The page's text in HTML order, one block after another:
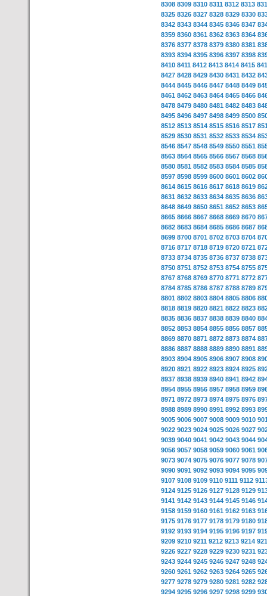
8308 8309 8310 8311 8312 8313
8325 8326 8327 8328 8329 8330
8342 8343 8344 8345 8346 8347
8359 8360 8361 8362 8363 8364
8376 8377 8378 8379 8380 8381
8393 8394 8395 8396 8397 8398
8410 8411 8412 8413 8414 8415
8427 8428 8429 8430 8431 8432
8444 8445 8446 8447 8448 8449
8461 8462 8463 8464 8465 8466
8478 8479 8480 8481 8482 8483
8495 8496 8497 8498 8499 8500
8512 8513 8514 8515 8516 8517
8529 8530 8531 8532 8533 8534
8546 8547 8548 8549 8550 8551
8563 8564 8565 8566 8567 8568
8580 8581 8582 8583 8584 8585
8597 8598 8599 8600 8601 8602
8614 8615 8616 8617 8618 8619
8631 8632 8633 8634 8635 8636
8648 8649 8650 8651 8652 8653
8665 8666 8667 8668 8669 8670
8682 8683 8684 8685 8686 8687
8699 8700 8701 8702 8703 8704
8716 8717 8718 8719 8720 8721
8733 8734 8735 8736 8737 8738
8750 8751 8752 8753 8754 8755
8767 8768 8769 8770 8771 8772
8784 8785 8786 8787 8788 8789
8801 8802 8803 8804 8805 8806
8818 8819 8820 8821 8822 8823
8835 8836 8837 8838 8839 8840
8852 8853 8854 8855 8856 8857
8869 8870 8871 8872 8873 8874
8886 8887 8888 8889 8890 8891
8903 8904 8905 8906 8907 8908
8920 8921 8922 8923 8924 8925
8937 8938 8939 8940 8941 8942
8954 8955 8956 8957 8958 8959
8971 8972 8973 8974 8975 8976
8988 8989 8990 8991 8992 8993
9005 9006 9007 9008 9009 9010
9022 9023 9024 9025 9026 9027
9039 9040 9041 9042 9043 9044
9056 9057 9058 9059 9060 9061
9073 9074 9075 9076 9077 9078
9090 9091 9092 9093 9094 9095
9107 9108 9109 9110 9111 9112
9124 9125 9126 9127 9128 9129
9141 9142 9143 9144 9145 9146
9158 9159 9160 9161 9162 9163
9175 9176 9177 9178 9179 9180
9192 9193 9194 9195 9196 9197
9209 9210 9211 9212 9213 9214
9226 9227 9228 9229 9230 9231
9243 9244 9245 9246 9247 9248
9260 9261 9262 9263 9264 9265
9277 9278 9279 9280 9281 9282
9294 9295 9296 9297 9298 9299